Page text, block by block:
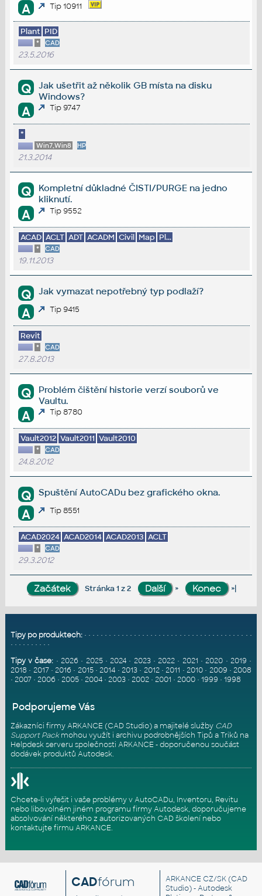
A Tip 10911
Plant PID
* CAD
23.5.2016
Q
Jak ušetřit až několik GB místa na disku
Windows?
A Tip 9747
*
Win7,Win8 HP
21.3.2014
Q
Kompletní důkladné ČISTI/PURGE na jedno
kliknutí.
A Tip 9552
ACAD ACLT ADT ACADM Civil Map Pl...
* CAD
19.11.2013
Q Jak vymazat nepotřebný typ podlaží?
A Tip 9415
Revit
* CAD
27.8.2013
Q
Problém čištění historie verzí souborů ve
Vaultu.
A Tip 8780
Vault2012 Vault2011 Vault2010
* CAD
24.8.2012
Q Spuštění AutoCADu bez grafického okna.
A Tip 8551
ACAD2024 ACAD2014 ACAD2013 ACLT
* CAD
29.3.2012
Stránka 1 z 2 » »|
Tipy po produktech: • • • • • • • • • • • • • • • • • • • • • • • • • • • • • • • • • • • • • • • • •
• • • • • • • • • •
Tipy v čase: • 2026 • 2025•2024 • 2023•2022 • 2021 •2020 • 2019 •
2018 • 2017•2016 • 2015•2014 •2013 • 2012•2011 • 2010• 2009 •2008
• 2007• 2006• 2005• 2004• 2003• 2002• 2001 • 2000• 1999 • 1998
Podporujeme Vás
Zákazníci firmy ARKANCE (CAD Studio) a majitelé služby CAD
Support Packmohou využít i archivu podrobnějších Tipů a Triků na
Helpdesk serveru společnosti ARKANCE - doporučenou součást
dodávek produktů Autodesk.
Chcete-li vyřešit i vaše problémy v AutoCADu, Inventoru, Revitu
nebo libovolném jiném programu firmy Autodesk, doporučujeme
absolvování některého z autorizovaných CAD školenínebo
kontaktujte firmu ARKANCE.
CADfórum ARKANCE CZ/SK(CAD
Studio) - Autodesk